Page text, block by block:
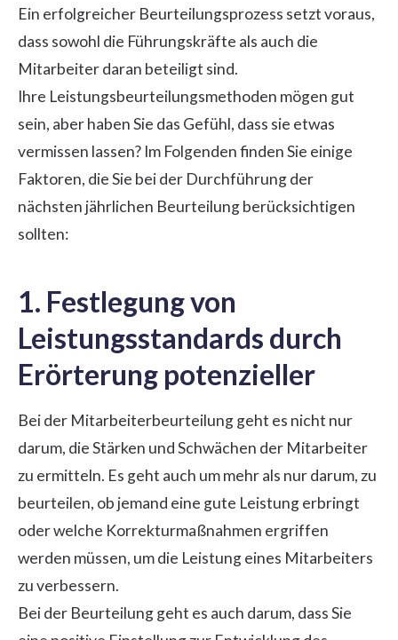
Ein erfolgreicher Beurteilungsprozess setzt voraus,
dass sowohl die Führungskräfte als auch die
Mitarbeiter daran beteiligt sind.
Ihre Leistungsbeurteilungsmethoden mögen gut
sein, aber haben Sie das Gefühl, dass sie etwas
vermissen lassen? Im Folgenden finden Sie einige
Faktoren, die Sie bei der Durchführung der
nächsten jährlichen Beurteilung berücksichtigen
sollten:
1. Festlegung von
Leistungsstandards durch
Erörterung potenzieller
Bei der Mitarbeiterbeurteilung geht es nicht nur
darum, die Stärken und Schwächen der Mitarbeiter
zu ermitteln. Es geht auch um mehr als nur darum, zu
beurteilen, ob jemand eine gute Leistung erbringt
oder welche Korrekturmaßnahmen ergriffen
werden müssen, um die Leistung eines Mitarbeiters
zu verbessern.
Bei der Beurteilung geht es auch darum, dass Sie